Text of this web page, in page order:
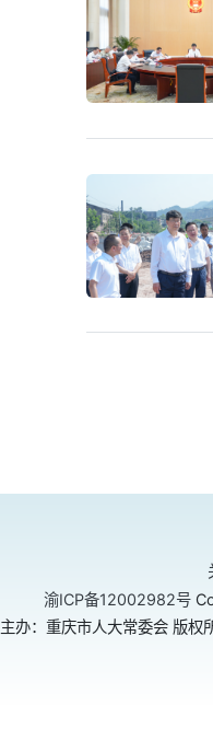
渝ICP备12002982号
主办：重庆市人大常委会 版